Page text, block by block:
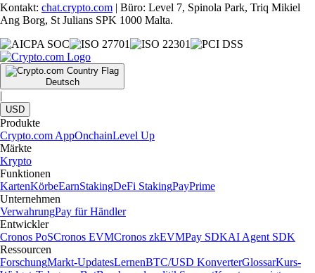
Kontakt: chat.crypto.com | Büro: Level 7, Spinola Park, Triq Mikiel
Ang Borg, St Julians SPK 1000 Malta.
Deutsch
|
USD
Produkte
Crypto.com AppOnchainLevel Up
Märkte
Krypto
Funktionen
KartenKörbeEarnStakingDeFi StakingPayPrime
Unternehmen
VerwahrungPay für Händler
Entwickler
Cronos PoSCronos EVMCronos zkEVMPay SDKAI Agent SDK
Ressourcen
ForschungMarkt-UpdatesLernenBTC/USD KonverterGlossarKurs-